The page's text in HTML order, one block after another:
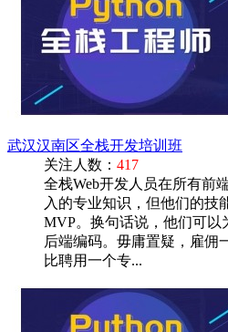
武汉汉南区全栈开发培训班
关注人数： 417
全栈Web开发人员在所有前
入的专业知识，但他们的技
MVP。换句话说，他们可以
后端编码。毋庸置疑，雇佣
比聘用一个专...